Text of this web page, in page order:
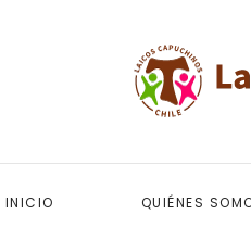
INICIO QUIÉNES